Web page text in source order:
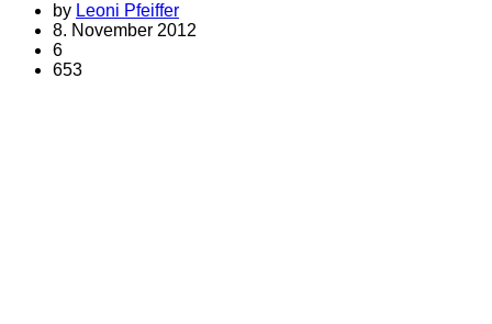
by Leoni Pfeiffer
8. November 2012
6
653